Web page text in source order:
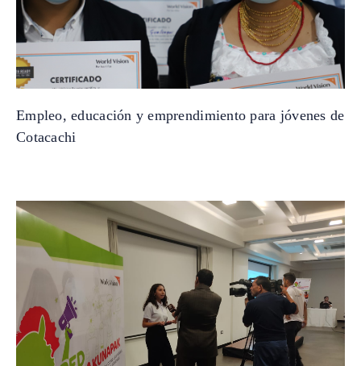
Empleo, educación y emprendimiento para jóvenes de
Cotacachi